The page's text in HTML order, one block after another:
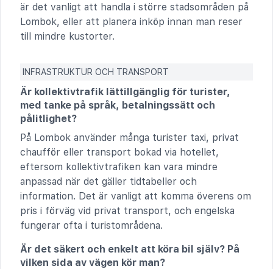
är det vanligt att handla i större stadsområden på
Lombok, eller att planera inköp innan man reser
till mindre kustorter.
INFRASTRUKTUR OCH TRANSPORT
Är kollektivtrafik lättillgänglig för turister,
med tanke på språk, betalningssätt och
pålitlighet?
På Lombok använder många turister taxi, privat
chaufför eller transport bokad via hotellet,
eftersom kollektivtrafiken kan vara mindre
anpassad när det gäller tidtabeller och
information. Det är vanligt att komma överens om
pris i förväg vid privat transport, och engelska
fungerar ofta i turistområdena.
Är det säkert och enkelt att köra bil själv? På
vilken sida av vägen kör man?